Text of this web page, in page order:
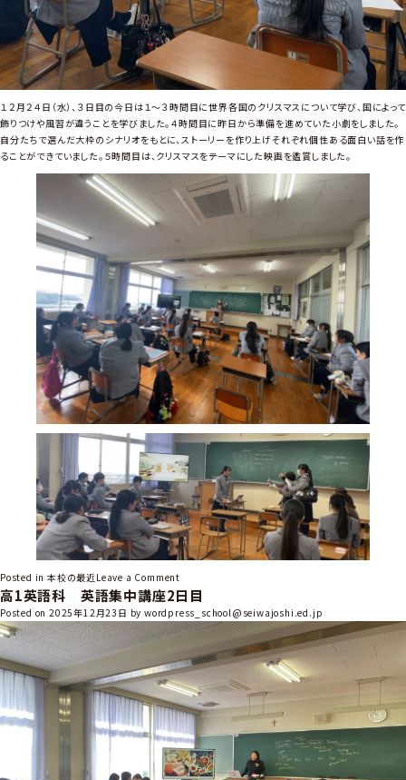
た
１２月２４日（水）、３日目の今日は１～３時間目に世界各国のクリスマスについて学び、国によって
飾りつけや風習が違うことを学びました。４時間目に昨日から準備を進めていた小劇をしました。
自分たちで選んだ大枠のシナリオをもとに、ストーリーを作り上げそれぞれ個性ある面白い話を作
ることができていました。５時間目は、クリスマスをテーマにした映画を鑑賞しました。
Posted in 本校の最近Leave a Comment
n
高
１
語
科
英
語
集
中
講
高1英語科 英語集中講座2日目
Posted on 2025年12月23日 bywordpress_school@seiwajoshi.ed.jp